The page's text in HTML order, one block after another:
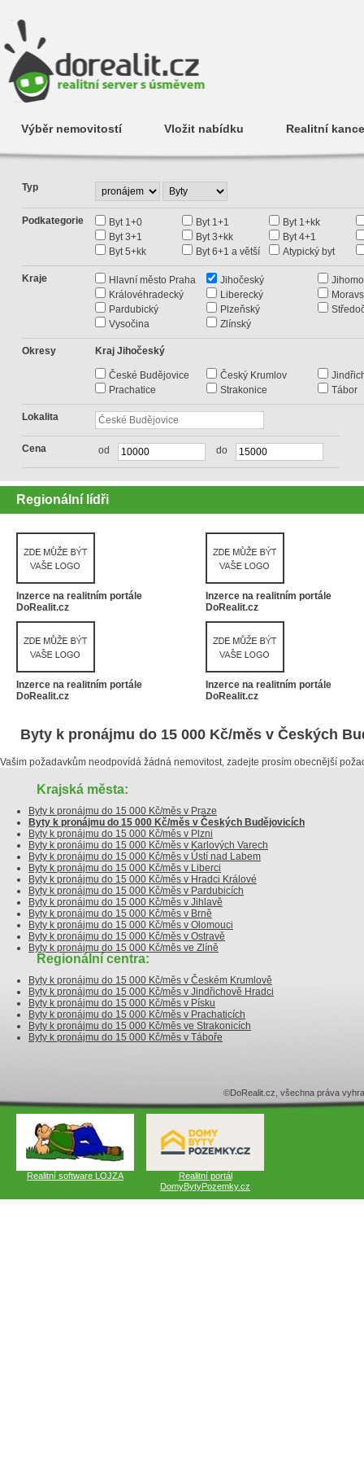
Výběr nemovitostí Vložit nabídku Realitní
Typ
Podkategorie Byt 1+0 Byt 1+1
Byt 1+kk
Byt 3+1
Byt 3+kk
Byt 4+1
Byt 5+kk
Byt 6+1 a větší Atypický byt
Kraje Hlavní město Praha Jihočeský
Královéhradecký
Liberecký
Pardubický
Plzeňský
Vysočina
Zlínský
Okresy Kraj Jihočeský
České Budějovice Český Krumlov
Prachatice
Strakonice Tábor
Lokalita
Cena od do
Regionální lídři
Inzerce na realitním portále
DoRealit.cz
Inzerce na realitním portále
DoRealit.cz
Inzerce na realitním portále
DoRealit.cz
Inzerce na realitním portále
DoRealit.cz
Byty k pronájmu do 15 000 Kč/měs v Českých
Vašim požadavkům neodpovídá žádná nemovitost, zadejte prosím obecnější
Krajská města:
Byty k pronájmu do 15 000 Kč/měs v Praze
Byty k pronájmu do 15 000 Kč/měs v Českých Budějovicích
Byty k pronájmu do 15 000 Kč/měs v Plzni
Byty k pronájmu do 15 000 Kč/měs v Karlových Varech
Byty k pronájmu do 15 000 Kč/měs v Ústí nad Labem
Byty k pronájmu do 15 000 Kč/měs v Liberci
Byty k pronájmu do 15 000 Kč/měs v Hradci Králové
Byty k pronájmu do 15 000 Kč/měs v Pardubicích
Byty k pronájmu do 15 000 Kč/měs v Jihlavě
Byty k pronájmu do 15 000 Kč/měs v Brně
Byty k pronájmu do 15 000 Kč/měs v Olomouci
Byty k pronájmu do 15 000 Kč/měs v Ostravě
Byty k pronájmu do 15 000 Kč/měs ve Zlíně
Regionální centra:
Byty k pronájmu do 15 000 Kč/měs v Českém Krumlově
Byty k pronájmu do 15 000 Kč/měs v Jindřichově Hradci
Byty k pronájmu do 15 000 Kč/měs v Písku
Byty k pronájmu do 15 000 Kč/měs v Prachaticích
Byty k pronájmu do 15 000 Kč/měs ve Strakonicích
Byty k pronájmu do 15 000 Kč/měs v Táboře
©DoRealit.cz, všechna práva
Realitní software LOJZA
Realitní portál
DomyBytyPozemky.cz